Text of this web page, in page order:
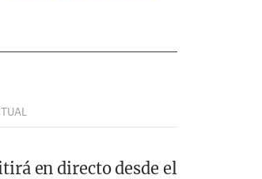
en directo desde el